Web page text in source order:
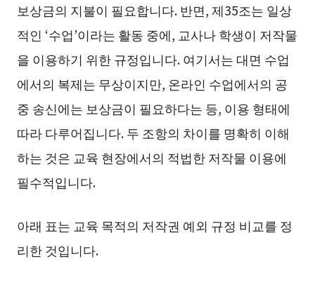
보상금의 지불이 필요합니다. 반면, 제35조는 일상
적인 ‘수업’이라는 활동 중에, 교사나 학생이 저작물
을 이용하기 위한 규정입니다. 여기서는 대면 수업
에서의 복제는 무상이지만, 온라인 수업에서의 공
중 송신에는 보상금이 필요하다는 등, 이용 형태에
따라 다루어집니다. 두 조항의 차이를 명확히 이해
하는 것은 교육 현장에서의 적법한 저작물 이용에
필수적입니다.
아래 표는 교육 목적의 저작권 예외 규정 비교를 정
리한 것입니다.